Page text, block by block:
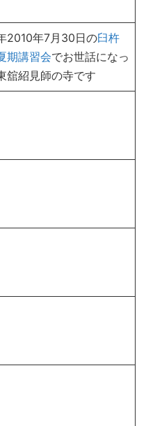
2010年7月30日の臼杵
期講習会でお世話になっ
舘紹見師の寺です